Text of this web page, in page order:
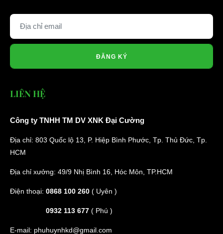
ĐĂNG KÝ
LIÊN HỆ
Công ty TNHH TM DV XNK Đại Cường
Địa chỉ: 803 Quốc lộ 13, P. Hiệp Bình Phước, Tp. Thủ Đức, Tp.
HCM
Địa chỉ xưởng: 49/9 Nhị Bình 16, Hóc Môn, TP.HCM
Điện thoại: 0868 100 260 ( Uyên )
0932 113 677 ( Phú )
E-mail: phuhuynhkd@gmail.com